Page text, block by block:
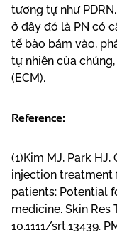
tương tự như
ở đây đó là PN có
tế bào bám vào,
tự nhiên của
(ECM).
Reference:
(1)Kim MJ, Park
injection treatment
patients: Potential
medicine. Skin Res
10.1111/srt.13439.